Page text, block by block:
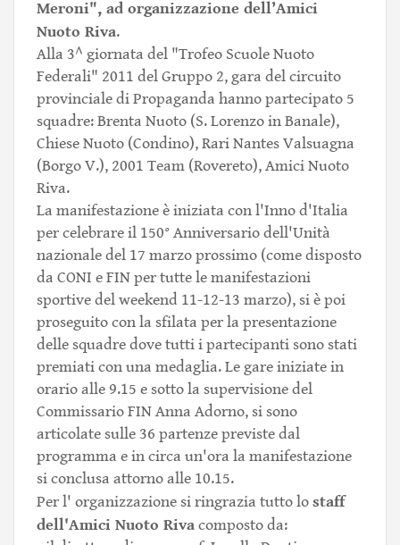
Meroni", ad organizzazione dell’Amici
Nuoto Riva.
Alla 3^ giornata del "Trofeo Scuole Nuoto
Federali" 2011 del Gruppo 2, gara del circuito
provinciale di Propaganda hanno partecipato 5
squadre: Brenta Nuoto (S. Lorenzo in Banale),
Chiese Nuoto (Condino), Rari Nantes Valsuagna
(Borgo V.), 2001 Team (Rovereto), Amici Nuoto
Riva.
La manifestazione è iniziata con l'Inno d'Italia
per celebrare il 150° Anniversario dell'Unità
nazionale del 17 marzo prossimo (come disposto
da CONI e FIN per tutte le manifestazioni
sportive del weekend 11-12-13 marzo), si è poi
proseguito con la sfilata per la presentazione
delle squadre dove tutti i partecipanti sono stati
premiati con una medaglia. Le gare iniziate in
orario alle 9.15 e sotto la supervisione del
Commissario FIN Anna Adorno, si sono
articolate sulle 36 partenze previste dal
programma e in circa un'ora la manifestazione
si conclusa attorno alle 10.15.
Per l' organizzazione si ringrazia tutto lostaff
dell'Amici Nuoto Rivacomposto da: